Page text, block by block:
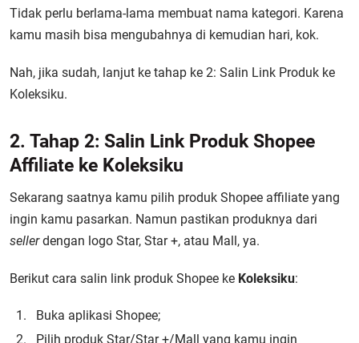
Tidak perlu berlama-lama membuat nama kategori. Karena
kamu masih bisa mengubahnya di kemudian hari, kok.
Nah, jika sudah, lanjut ke tahap ke 2: Salin Link Produk ke
Koleksiku.
2. Tahap 2: Salin Link Produk Shopee
Affiliate ke Koleksiku
Sekarang saatnya kamu pilih produk Shopee affiliate yang
ingin kamu pasarkan. Namun pastikan produknya dari
sellerdengan logo Star, Star +, atau Mall, ya.
Berikut cara salin link produk Shopee ke Koleksiku:
Buka aplikasi Shopee;
Pilih produk Star/Star +/Mall yang kamu ingin